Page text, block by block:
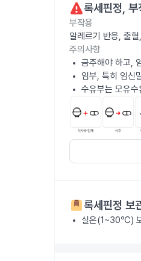
록세핀정, 부
부작용
알레르기 반응, 출
주의사항
금주해야 하고,
임부, 특히 임신
수유부는 모유
록세핀정 보
실온(1~30℃)